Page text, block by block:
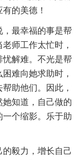
的美德！
最幸福的事是帮
师工作太忙时，
解难。不光是帮
难向她求助时，
助他们。因此，
知道，自己做的
个缩影。乐于助
毅力，增长自己